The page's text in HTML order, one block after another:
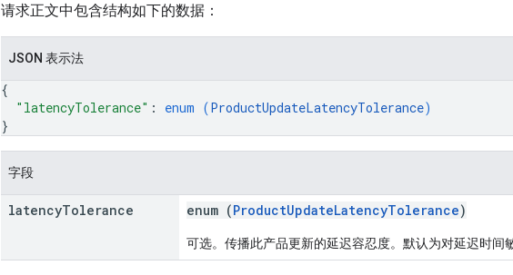
请求正文中包含结构如下的数据：
JSON 表示法
{
"latencyTolerance" : enum (ProductUpdateLatencyTolerance)
}
字段
latencyTolerance enum (ProductUpdateLatencyTolerance)
可选。传播此产品更新的延迟容忍度。默认为对延迟时间